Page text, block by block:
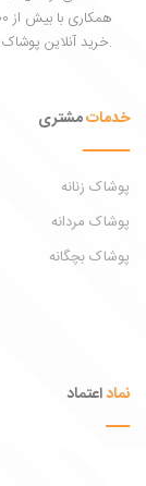
خرید آنلاین پوشاک در ایران گام بردارد.
خدماتمشتری
پوشاک زنانه
پوشاک مردانه
پوشاک بچگانه
نماداعتماد